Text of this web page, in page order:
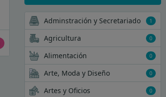
Adminstración y Secretariado 1
Agricultura 0
Alimentación 0
Arte, Moda y Diseño 0
Artes y Oficios 0